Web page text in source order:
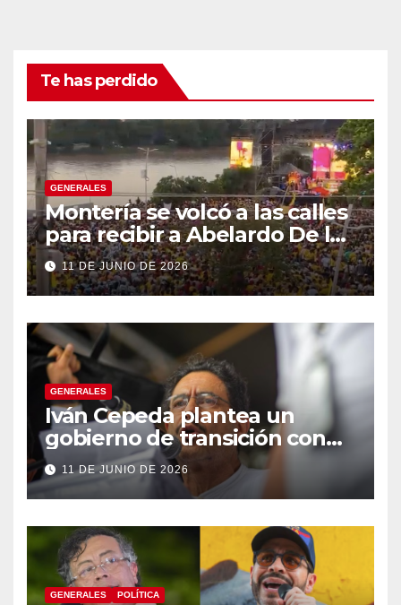
Te has perdido
GENERALES
Montería se volcó a las calles
para recibir a Abelardo De la
Espriella
11 DE JUNIO DE 2026
GENERALES
Iván Cepeda plantea un
gobierno de transición con
énfasis en el empalme
institucional y una eventual
constituyente
11 DE JUNIO DE 2026
GENERALES POLÍTICA